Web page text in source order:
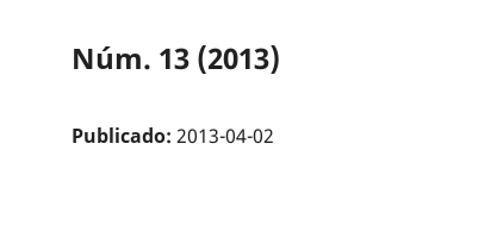
Núm. 13 (2013)
Publicado: 2013-04-02